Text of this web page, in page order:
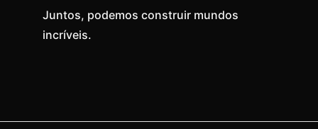
Juntos, podemos construir mundos
incríveis.